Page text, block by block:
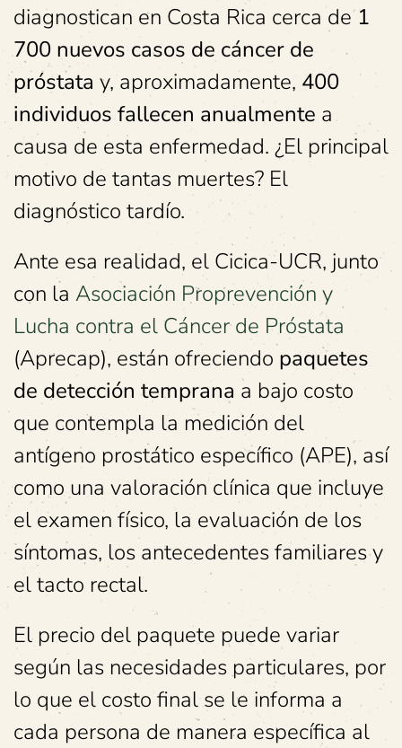
diagnostican en Costa Rica cerca de1
700 nuevos casos de cáncer de
próstata y, aproximadamente, 400
individuos fallecen anualmente a
causa de esta enfermedad. ¿El principal
motivo de tantas muertes? El
diagnóstico tardío.
Ante esa realidad, el Cicica-UCR, junto
con la Asociación Proprevención y
Lucha contra el Cáncer de Próstata
(Aprecap), están ofreciendo paquetes
de detección temprana a bajo costo
que contempla la medición del
antígeno prostático específico (APE), así
como una valoración clínica que incluye
el examen físico, la evaluación de los
síntomas, los antecedentes familiares y
el tacto rectal.
El precio del paquete puede variar
según las necesidades particulares, por
lo que el costo final se le informa a
cada persona de manera específica al